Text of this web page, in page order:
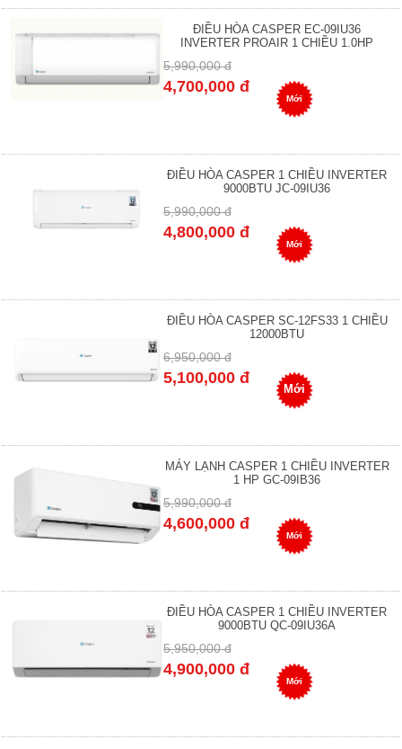
ĐIỀU HÒA CASPER EC-09IU36
INVERTER PROAIR 1 CHIỀU 1.0HP
5,990,000 đ
4,700,000 đ
Mới
ĐIỀU HÒA CASPER 1 CHIỀU INVERTER
9000BTU JC-09IU36
5,990,000 đ
4,800,000 đ
Mới
ĐIỀU HÒA CASPER SC-12FS33 1 CHIỀU
12000BTU
6,950,000 đ
5,100,000 đ
Mới
MÁY LẠNH CASPER 1 CHIỀU INVERTER
1 HP GC-09IB36
5,990,000 đ
4,600,000 đ
Mới
ĐIỀU HÒA CASPER 1 CHIỀU INVERTER
9000BTU QC-09IU36A
5,950,000 đ
4,900,000 đ
Mới